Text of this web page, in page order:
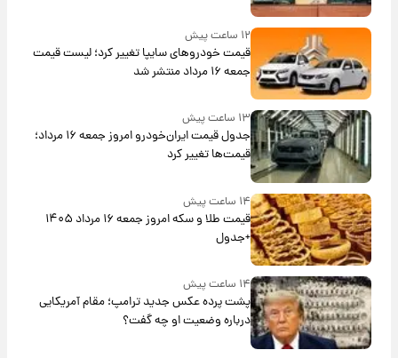
۱۲ ساعت پیش
قیمت خودروهای سایپا تغییر کرد؛ لیست قیمت
جمعه ۱۶ مرداد منتشر شد
۱۳ ساعت پیش
جدول قیمت ایران‌خودرو امروز جمعه ۱۶ مرداد؛
قیمت‌ها تغییر کرد
۱۴ ساعت پیش
قیمت طلا و سکه امروز جمعه ۱۶ مرداد ۱۴۰۵
+جدول
۱۴ ساعت پیش
پشت پرده عکس جدید ترامپ؛ مقام آمریکایی
درباره وضعیت او چه گفت؟